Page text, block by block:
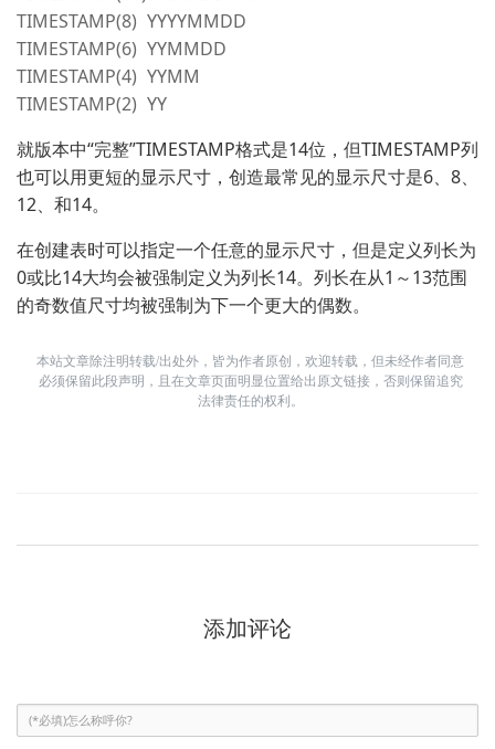
TIMESTAMP(8) YYYYMMDD
TIMESTAMP(6) YYMMDD
TIMESTAMP(4) YYMM
TIMESTAMP(2) YY
就版本中“完整”TIMESTAMP格式是14位，但TIMESTAMP列
也可以用更短的显示尺寸，创造最常见的显示尺寸是6、8、
12、和14。
在创建表时可以指定一个任意的显示尺寸，但是定义列长为
0或比14大均会被强制定义为列长14。列长在从1～13范围
的奇数值尺寸均被强制为下一个更大的偶数。
本站文章除注明转载/出处外，皆为作者原创，欢迎转载，但未经作者同意
必须保留此段声明，且在文章页面明显位置给出原文链接，否则保留追究
法律责任的权利。
添加评论